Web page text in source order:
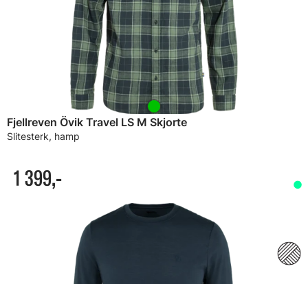
Fjellreven Övik Travel LS M Skjorte
Slitesterk, hamp
1 399,-